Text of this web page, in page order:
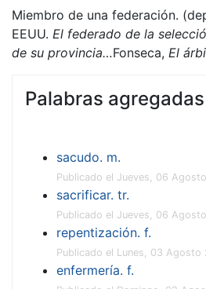
Miembro de una federación.
EEUU. El federado de la
de su provincia…Fonseca, El
Palabras agregadas
sacudo. m.
Publicado el Jueves, 06
sacrificar. tr.
Publicado el Jueves, 06
repentización. f.
Publicado el Lunes, 03 Agosto
enfermería. f.